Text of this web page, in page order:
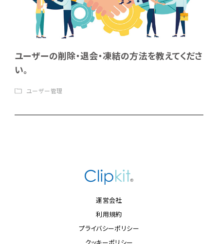
ユーザーの削除・退会・凍結の方法を教えてくださ
い。
ユーザー管理
運営会社
利用規約
プライバシーポリシー
クッキーポリシー